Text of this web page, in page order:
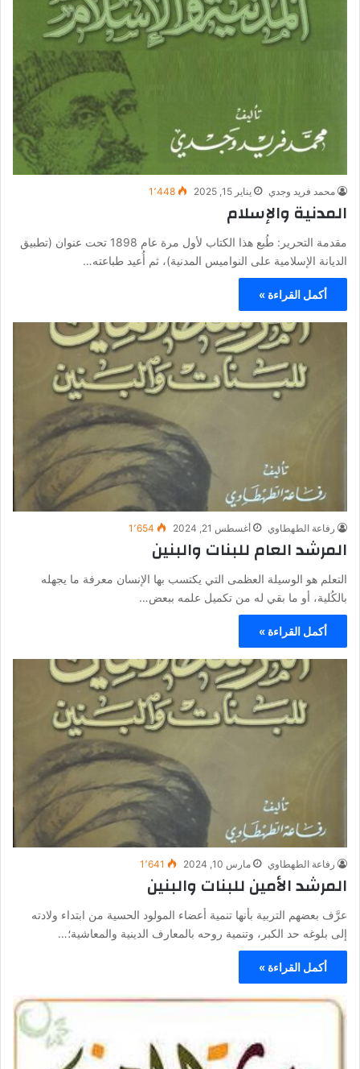
محمد فريد وجدي يناير 15, 2025 1٬448
المدنية والإسلام
مقدمة التحرير: طُبع هذا الكتاب لأول مرة عام 1898 تحت عنوان (تطبيق
الديانة الإسلامية على النواميس المدنية)، ثم أُعيد طباعته…
أكمل القراءة »
رفاعة الطهطاوي أغسطس 21, 2024 1٬654
المرشد العام للبنات والبنين
التعلم هو الوسيلة العظمى التي يكتسب بها الإنسان معرفة ما يجهله
بالكُلية، أو ما بقي له من تكميل علمه ببعض…
أكمل القراءة »
رفاعة الطهطاوي مارس 10, 2024 1٬641
المرشد الأمين للبنات والبنين
عرَّف بعضهم التربية بأنها تنمية أعضاء المولود الحسية من ابتداء ولادته
إلى بلوغه حد الكبر، وتنمية روحه بالمعارف الدينية والمعاشية؛…
أكمل القراءة »